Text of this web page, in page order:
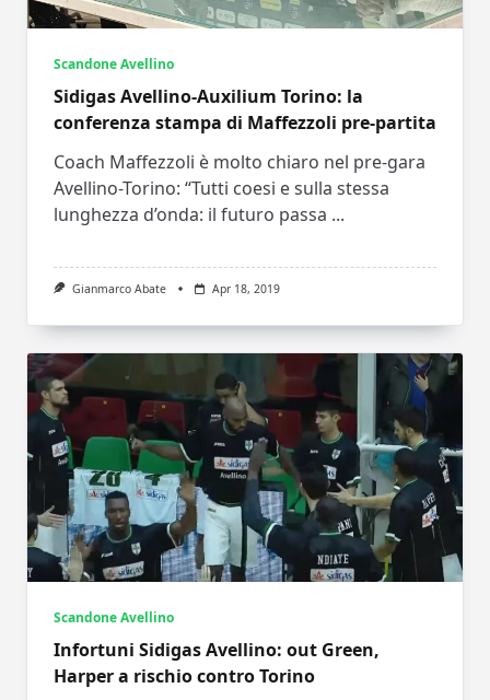
Scandone Avellino
Sidigas Avellino-Auxilium Torino: la
conferenza stampa di Maffezzoli pre-partita
Coach Maffezzoli è molto chiaro nel pre-gara
Avellino-Torino: “Tutti coesi e sulla stessa
lunghezza d’onda: il futuro passa ...
Gianmarco Abate Apr 18, 2019
Scandone Avellino
Infortuni Sidigas Avellino: out Green,
Harper a rischio contro Torino